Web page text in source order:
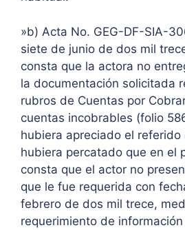
»b) Acta No. GEG-DF-SIA-
siete de junio de dos mil
consta que la actora no
la documentación solicitada
rubros de Cuentas por
cuentas incobrables (folio
hubiera apreciado el referido
hubiera percatado que en el
consta que el actor no
que le fue requerida con
febrero de dos mil trece,
requerimiento de